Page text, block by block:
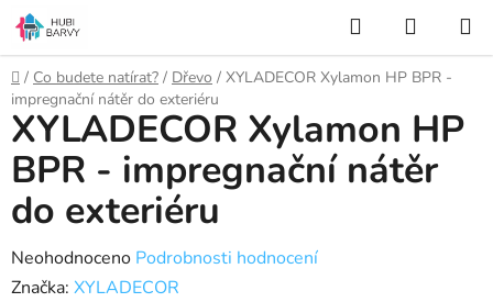
Přejít
na
obsah
Hledat
KOŠÍK
Domů
/ Co budete natírat? / Dřevo / XYLADECOR Xylamon HP BPR -
impregnační nátěr do exteriéru
XYLADECOR Xylamon HP
BPR - impregnační nátěr
do exteriéru
Průměrné
hodnocení
Neohodnoceno Podrobnosti hodnocení
Značka: XYLADECOR